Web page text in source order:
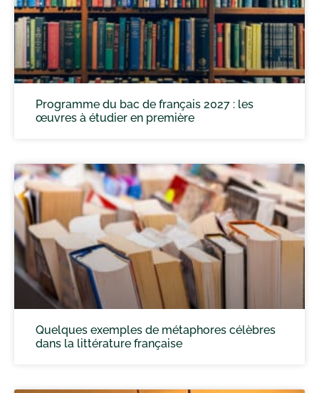
Programme du bac de français 2027 : les
œuvres à étudier en première
Quelques exemples de métaphores célèbres
dans la littérature française